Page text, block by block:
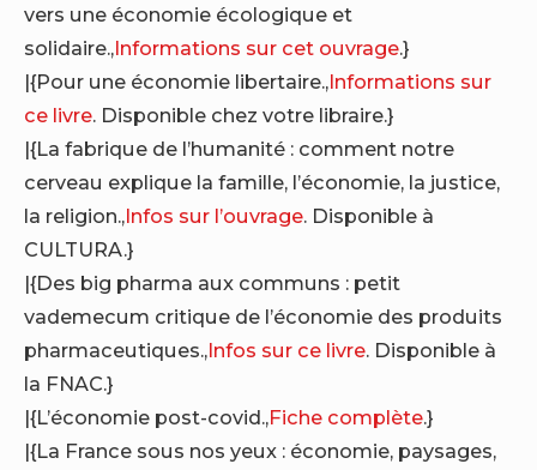
vers une économie écologique et
solidaire.,Informations sur cet ouvrage.}
|{Pour une économie libertaire.,Informations sur
ce livre. Disponible chez votre libraire.}
|{La fabrique de l’humanité : comment notre
cerveau explique la famille, l’économie, la justice,
la religion.,Infos sur l’ouvrage. Disponible à
CULTURA.}
|{Des big pharma aux communs : petit
vademecum critique de l’économie des produits
pharmaceutiques.,Infos sur ce livre. Disponible à
la FNAC.}
|{L’économie post-covid.,Fiche complète.}
|{La France sous nos yeux : économie, paysages,